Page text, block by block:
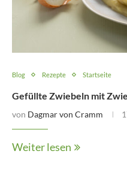
Blog Rezepte Startseite
Gefüllte Zwiebeln mit
von Dagmar von Cramm
Weiter lesen